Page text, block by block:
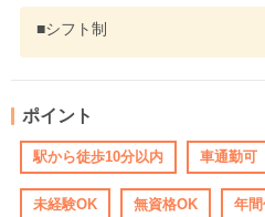
■シフト制
ポイント
駅から徒歩10分以内 車通勤可
未経験OK 無資格OK 年